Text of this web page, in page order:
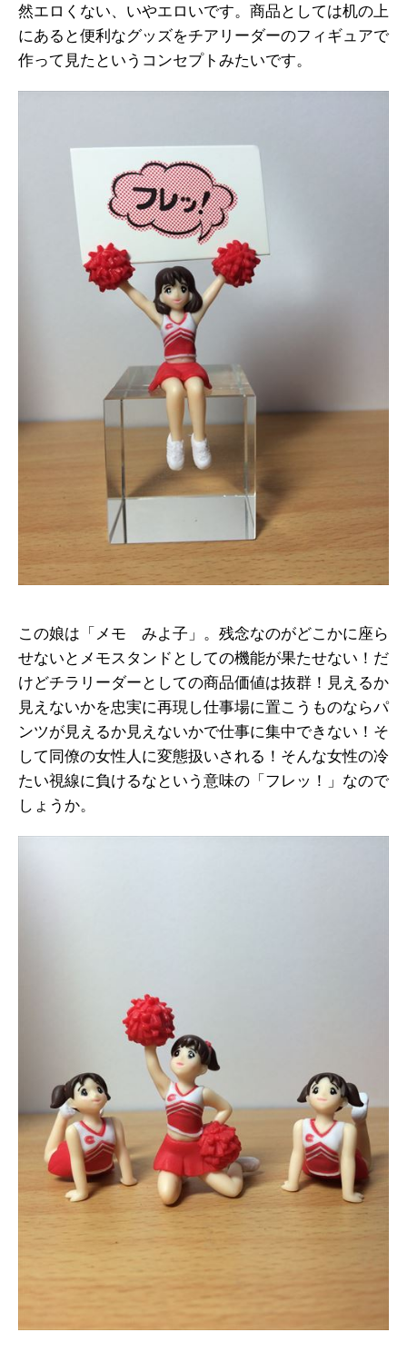
然エロくない、いやエロいです。商品としては机の上
にあると便利なグッズをチアリーダーのフィギュアで
作って見たというコンセプトみたいです。
この娘は「メモ みよ子」。残念なのがどこかに座ら
せないとメモスタンドとしての機能が果たせない！だ
けどチラリーダーとしての商品価値は抜群！見えるか
見えないかを忠実に再現し仕事場に置こうものならパ
ンツが見えるか見えないかで仕事に集中できない！そ
して同僚の女性人に変態扱いされる！そんな女性の冷
たい視線に負けるなという意味の「フレッ！」なので
しょうか。